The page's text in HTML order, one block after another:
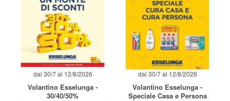
dal 30/7 al 12/8/2026
Volantino Esselunga -
30/40/50%
dal 30/7 al 12/8/2026
Volantino Esselunga -
Speciale Casa e Persona